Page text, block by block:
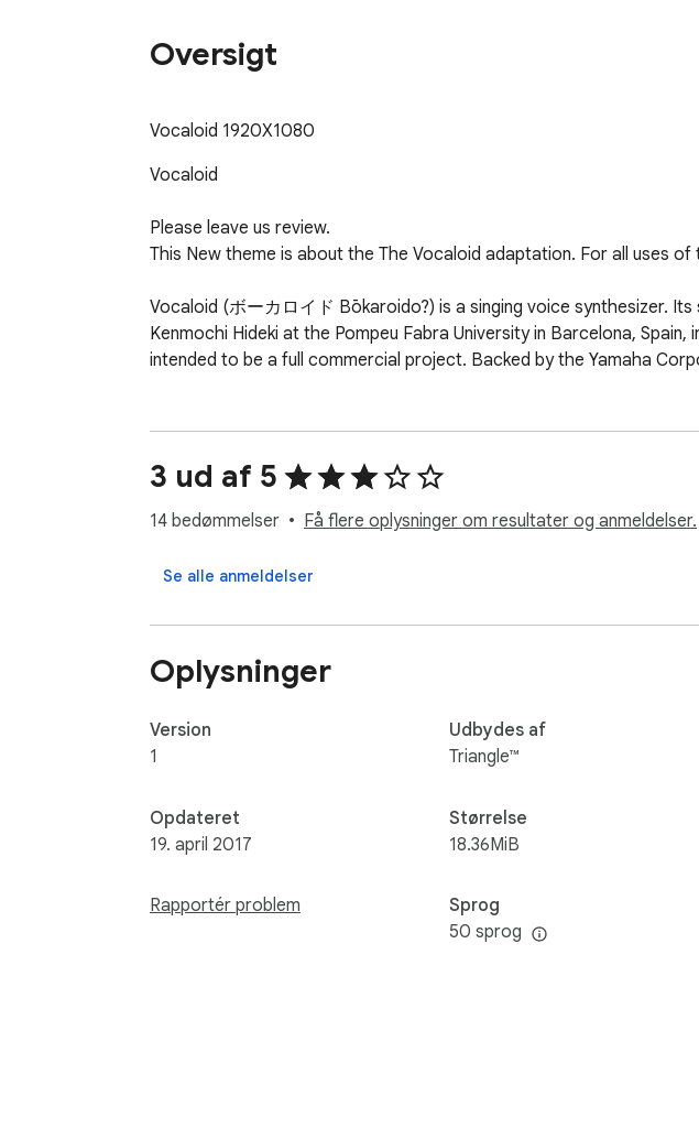
Oversigt
Vocaloid 1920X1080
Vocaloid
Please leave us review.
This New theme is about the The Vocaloid adaptation. For all uses
Vocaloid (ボーカロイド Bōkaroido?) is a singing voice synthesizer.
Kenmochi Hideki at the Pompeu Fabra University in Barcelona,
intended to be a full commercial project. Backed by the Yamaha
3 ud af 5
14 bedømmelser Få flere oplysninger om resultater og anmeldelser.
Se alle anmeldelser
Oplysninger
Version
1
Opdateret
19. april 2017
Rapportér problem
Udbydes af
Triangle™
Størrelse
18.36MiB
Sprog
50 sprog